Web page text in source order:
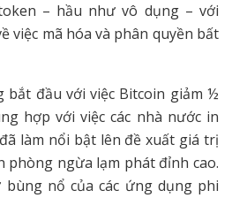
– hầu như vô dụng – với
việc mã hóa và phân quyền bất
bắt đầu với việc Bitcoin giảm ½
hợp với việc các nhà nước in
làm nổi bật lên đề xuất giá trị
phòng ngừa lạm phát đỉnh cao.
nổ của các ứng dụng phi